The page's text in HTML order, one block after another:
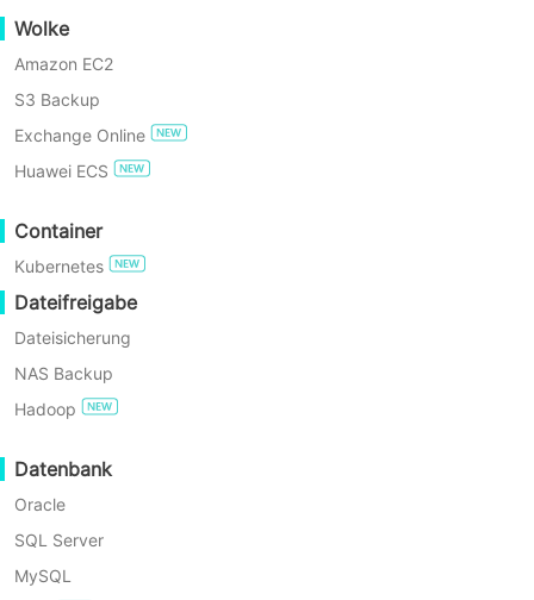
Sicherung in die Cloud
GDPR-Compliance
JETZT KOSTENLOS TESTEN
Wolke
Amazon EC2
S3 Backup
Exchange Online
Huawei ECS
Container
Kubernetes
Dateifreigabe
Dateisicherung
NAS Backup
Hadoop
Datenbank
Oracle
SQL Server
MySQL
Maschinen, Cloud-Plattformen und
Datenbanken. Angesichts schnellen
Datenwachstums und strengerer SLA-
Anforderungen nutzt es
Incremental-Backup, um effizienten
Datenschutz und schnelle
Wiederherstellung zu ermöglichen,
was Backup-Fenster erheblich
verkürzt und Geschäftskontinuität
Failover erreichen Systeme minimales